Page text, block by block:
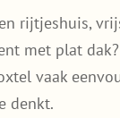
–
hevige
op en